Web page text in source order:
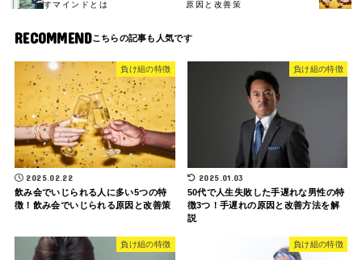
すマインドとは
原因と改善策
RECOMMEND
負け組の特徴
2025.02.22
飲み会でいじられる人に多い5つの特
徴！飲み会でいじられる原因と改善策
負け組の特徴
2025.01.03
50代で人生失敗した手遅れな男性の特
徴3つ！手遅れの原因と改善方法を解
説
負け組の特徴 負け組の特徴